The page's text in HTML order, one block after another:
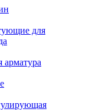
для
арматура